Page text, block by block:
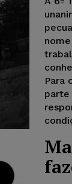
Para
parte